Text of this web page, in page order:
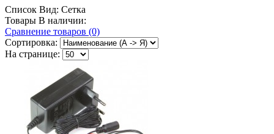
Список Вид: Сетка
Товары В наличии:
Сравнение товаров (0)
Сортировка:
На странице: